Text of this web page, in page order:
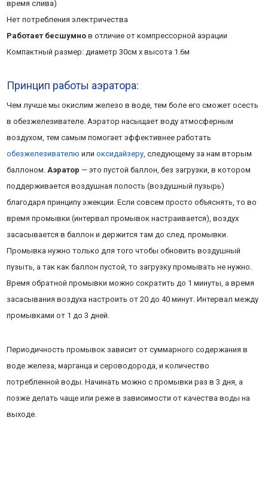
время слива)
Нет потребления электричества
Работает бесшумно в отличие от компрессорной аэрации
Компактный размер: диаметр 30см х высота 1.6м
Принцип работы аэратора:
Чем лучше мы окислим железо в воде, тем боле его сможет осесть
в обезжелезивателе. Аэратор насыщает воду атмосферным
воздухом, тем самым помогает эффективнее работать
обезжелезивателю илиоксидайзеру, следующему за нам вторым
баллоном.Аэратор — это пустой баллон, без загрузки, в котором
поддерживается воздушная полость (воздушный пузырь)
благодаря принципу эжекции. Если совсем просто объяснять, то во
время промывки (интервал промывок настраивается), воздух
засасывается в баллон и держится там до след. промывки.
Промывка нужно только для того чтобы обновить воздушный
пузыть, а так как баллон пустой, то загрузку промывать не нужно.
Время обратной промывки можно сократить до 1 минуты, а время
засасывания воздуха настроить от 20 до 40 минут. Интервал между
промывками от 1 до 3 дней.
Периодичность промывок зависит от суммарного содержания в
воде железа, марганца и сероводорода, и количество
потребленной воды. Начинать можно с промывки раз в 3 дня, а
позже делать чаще или реже в зависимости от качества воды на
выходе.